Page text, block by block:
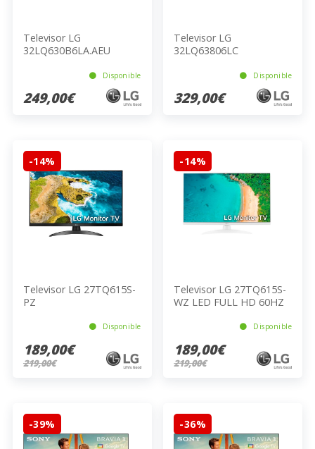
Televisor LG
32LQ630B6LA.AEU
Disponible
249,00€
Televisor LG
32LQ63806LC
Disponible
329,00€
-14%
Televisor LG 27TQ615S-
PZ
Disponible
189,00€
219,00€
-14%
Televisor LG 27TQ615S-
WZ LED FULL HD 60HZ
Disponible
189,00€
219,00€
-39% -36%